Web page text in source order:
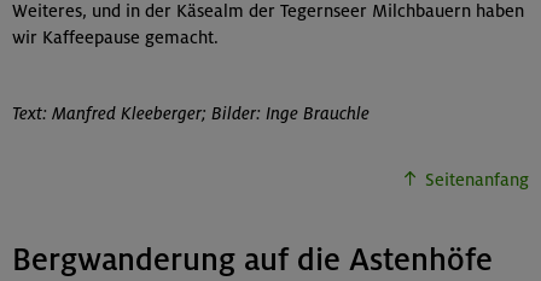
Weiteres, und in der Käsealm der Tegernseer Milchbauern haben
wir Kaffeepause gemacht.
Text: Manfred Kleeberger; Bilder: Inge Brauchle
Seitenanfang
Bergwanderung auf die Astenhöfe